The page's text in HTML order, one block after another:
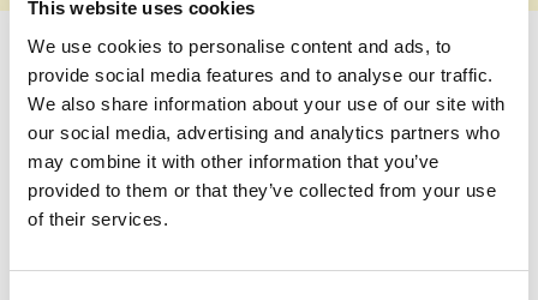
This website uses cookies
We use cookies to personalise content and ads, to
provide social media features and to analyse our traffic.
We also share information about your use of our site with
our social media, advertising and analytics partners who
may combine it with other information that you’ve
provided to them or that they’ve collected from your use
of their services.
Bekijk op:
YouTube